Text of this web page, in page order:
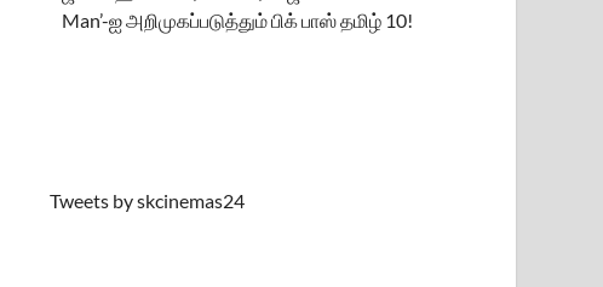
Man’-ஐ அறிமுகப்படுத்தும் பிக் பாஸ் தமிழ் 10!
Tweets by skcinemas24